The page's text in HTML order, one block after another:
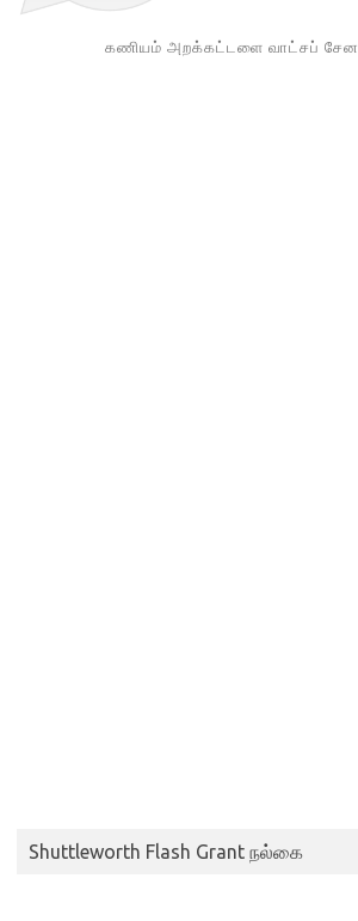
கணியம் அறக்கட்டளை வாட்சப்
Shuttleworth Flash Grant நல்கை